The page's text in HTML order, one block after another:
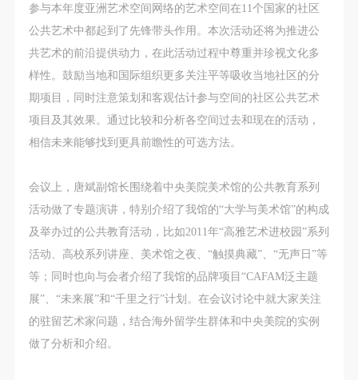
参与本年度亚洲艺术空间网络的艺术空间在11个国家的社区
公共艺术中都起到了先锋带头作用。本次活动还将为推进公
共艺术的前沿提供动力，在此活动过程中尊重并珍视文化多
样性。鼓励当地和国际组织更多关注平等吸收当地社区的分
期项目，同时注意策划和客观估计参与空间的社区公共艺术
项目及其效果。通过比较和分析各空间过去和现在的活动，
相信未来能够找到更具前瞻性的可选方法。
会议上，唐斌副馆长围绕着中央美院美术馆的公共教育系列
活动做了专题演讲，特别介绍了我馆的“大学与美术馆”的构成
及举办过的公共教育活动，比如2011年“高雅艺术进校园”系列
活动、高校系列讲座、美术馆之夜、“触摸典藏”、“无声日”等
等；同时也向与会者介绍了我馆的品牌项目“CAFAM泛主题
展”、“未来展”和“千里之行”计划。在会议讨论中就大家关注
的驻留艺术家问题，结合海外留学生群体和中央美院的实例
做了分析和介绍。
第四条
参加活动者在此次活动期间的人身安全责任自负。鼓
励参加者自行购买人身安全保险。活动中一旦出现事
故，活动中任何非事故当事人及美术馆将不承担人身
事故的任何责任，但有互相援助的义务。参加活动的
成员应当积极主动的组织实施救援工作，但对事故本
身不承担任何法律责任和经济责任。参加本次活动者
第五条
参加活动者在此次活动期间应主动遵守美术馆活动秩
序、维护美术馆场地及展示、展览、馆藏艺术作品及
衍生品的安全。活动中一旦因个人原因造成美术馆场
地、空间、艺术品、衍生品等受到不同程度的损失、
破坏。活动中任何非事故当事人及美术馆将不承担相
应的责任与损失，应由参与活动者根据相应的法律条
文、组织规定进行协商和赔偿。并追究相应的法律责
第四条
参加活动者在此次活动期间的人身安全责任自负。鼓
励参加者自行购买人身安全保险。活动中一旦出现事
故，活动中任何非事故当事人及美术馆将不承担人身
事故的任何责任，但有互相援助的义务。参加活动的
成员应当积极主动的组织实施救援工作，但对事故本
身不承担任何法律责任和经济责任。参加本次活动者
第五条
参加活动者在此次活动期间应主动遵守美术馆活动秩
序、维护美术馆场地及展示、展览、馆藏艺术作品及
衍生品的安全。活动中一旦因个人原因造成美术馆场
地、空间、艺术品、衍生品等受到不同程度的损失、
破坏。活动中任何非事故当事人及美术馆将不承担相
应的责任与损失，应由参与活动者根据相应的法律条
文、组织规定进行协商和赔偿。并追究相应的法律责
第四条
参加活动者在此次活动期间的人身安全责任自负。鼓
励参加者自行购买人身安全保险。活动中一旦出现事
故，活动中任何非事故当事人及美术馆将不承担人身
事故的任何责任，但有互相援助的义务。参加活动的
成员应当积极主动的组织实施救援工作，但对事故本
身不承担任何法律责任和经济责任。参加本次活动者
第五条
参加活动者在此次活动期间应主动遵守美术馆活动秩
序、维护美术馆场地及展示、展览、馆藏艺术作品及
衍生品的安全。活动中一旦因个人原因造成美术馆场
地、空间、艺术品、衍生品等受到不同程度的损失、
破坏。活动中任何非事故当事人及美术馆将不承担相
应的责任与损失，应由参与活动者根据相应的法律条
文、组织规定进行协商和赔偿。并追究相应的法律责
手机号码
发送验证码
手机号码将作为您的登录账号
验证码
登录
可使用雅昌艺术网会员账户登录